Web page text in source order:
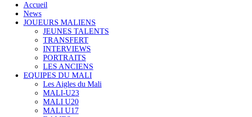
Accueil
News
JOUEURS MALIENS
JEUNES TALENTS
TRANSFERT
INTERVIEWS
PORTRAITS
LES ANCIENS
EQUIPES DU MALI
Les Aigles du Mali
MALI-U23
MALI U20
MALI U17